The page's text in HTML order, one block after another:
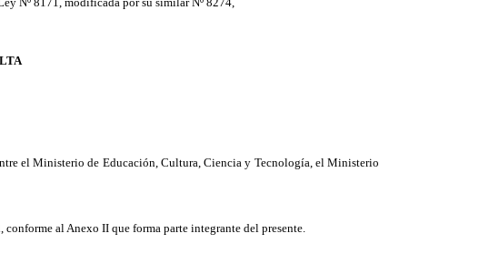
el Ministerio de Educación, Cultura, Ciencia y Tecnología, el Ministerio
al Anexo II que forma parte integrante del presente.